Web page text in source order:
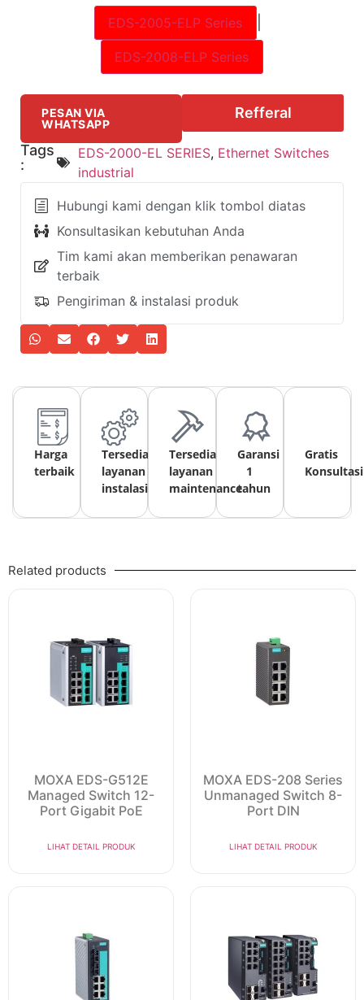
EDS-2005-ELP Series
EDS-2008-ELP Series
PESAN VIA
WHATSAPP
Refferal
Tags
:
EDS-2000-EL SERIES, Ethernet Switches
industrial
Hubungi kami dengan klik tombol diatas
Konsultasikan kebutuhan Anda
Tim kami akan memberikan penawaran
terbaik
Pengiriman & instalasi produk
Harga
terbaik
Tersedia
layanan
instalasi
Tersedia
layanan
maintenance
Garansi
1
tahun
Gratis
Konsultasi
Related products
MOXA EDS-G512E
Managed Switch 12-
Port Gigabit PoE
LIHAT DETAIL PRODUK
MOXA EDS-208 Series
Unmanaged Switch 8-
Port DIN
LIHAT DETAIL PRODUK